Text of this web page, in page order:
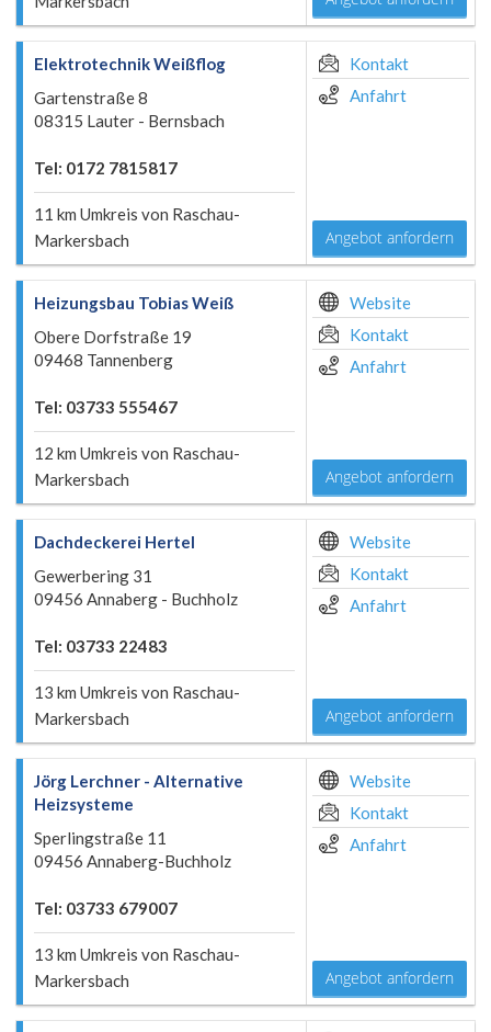
Elektrotechnik Weißflog
Gartenstraße 8
08315 Lauter - Bernsbach
Tel: 0172 7815817
11 km Umkreis von Raschau-
Markersbach
Kontakt
Anfahrt
Angebot anfordern
Heizungsbau Tobias Weiß
Obere Dorfstraße 19
09468 Tannenberg
Tel: 03733 555467
12 km Umkreis von Raschau-
Markersbach
Website
Kontakt
Anfahrt
Angebot anfordern
Dachdeckerei Hertel
Gewerbering 31
09456 Annaberg - Buchholz
Tel: 03733 22483
13 km Umkreis von Raschau-
Markersbach
Website
Kontakt
Anfahrt
Angebot anfordern
Jörg Lerchner - Alternative
Heizsysteme
Sperlingstraße 11
09456 Annaberg-Buchholz
Tel: 03733 679007
13 km Umkreis von Raschau-
Markersbach
Website
Kontakt
Anfahrt
Angebot anfordern